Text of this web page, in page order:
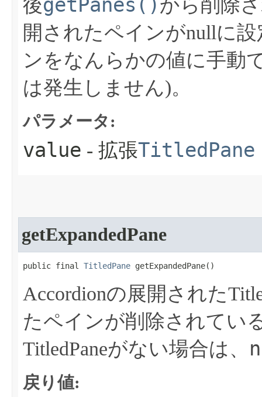
後getPanes()から削除
開されたペインがnullに
ンをなんらかの値に手動
は発生しません)。
パラメータ:
value - 拡張TitledPane
getExpandedPane
public final TitledPane getExpandedPane​()
Accordionの展開された
たペインが削除されてい
TitledPaneがない場合は、
戻り値: